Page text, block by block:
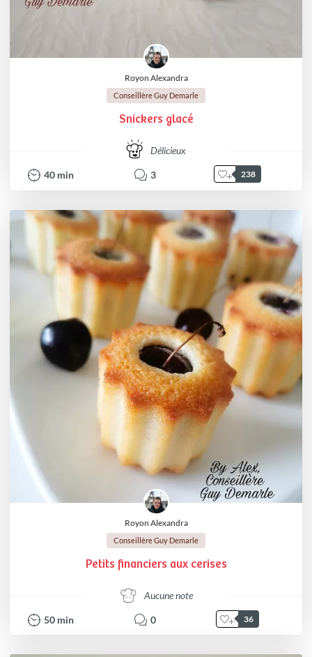
Royon Alexandra
Conseillère Guy Demarle
Snickers glacé
Délicieux
40 min 3 238
Royon Alexandra
Conseillère Guy Demarle
Petits financiers aux cerises
Aucune note
50 min 0 36